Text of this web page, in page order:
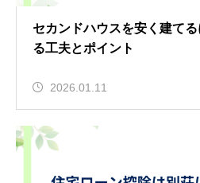
セカンドハウスを安く建て
る工夫とポイント
2026.01.11